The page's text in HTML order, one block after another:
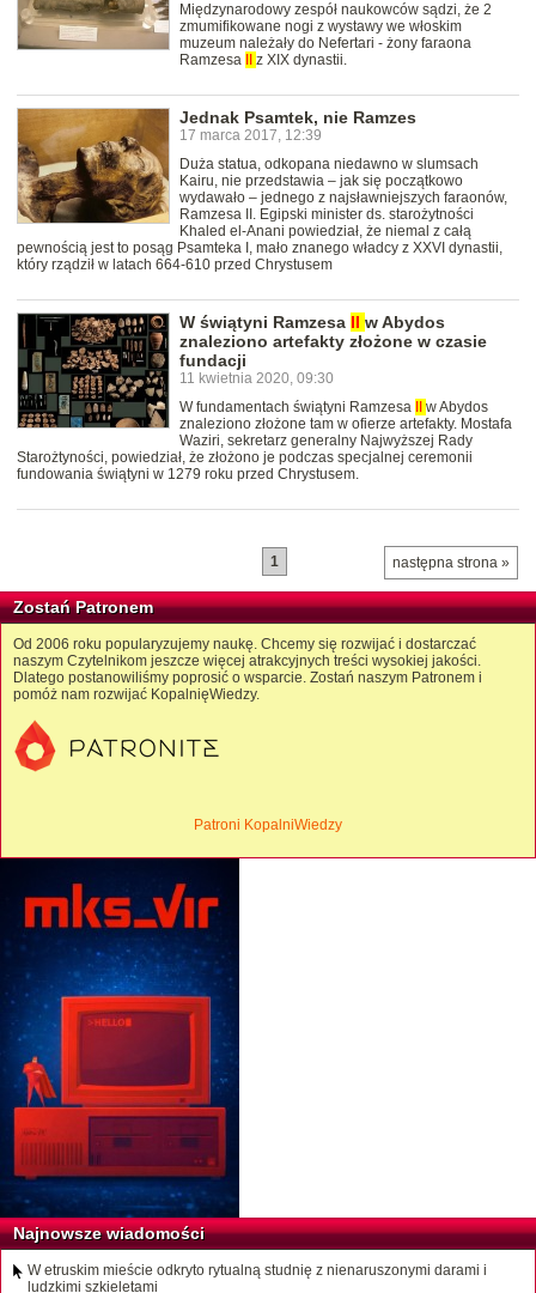
Międzynarodowy zespół naukowców sądzi, że 2
zmumifikowane nogi z wystawy we włoskim
muzeum należały do Nefertari - żony faraona
Ramzesa
z XIX dynastii.
Jednak Psamtek, nie Ramzes
17 marca 2017, 12:39
Duża statua, odkopana niedawno w slumsach
Kairu, nie przedstawia – jak się początkowo
wydawało – jednego z najsławniejszych faraonów,
Ramzesa II. Egipski minister ds. starożytności
Khaled el-Anani powiedział, że niemal z całą
pewnością jest to posąg Psamteka I, mało znanego władcy z XXVI dynastii,
który rządził w latach 664-610 przed Chrystusem
W świątyni Ramzesa II w Abydos
znaleziono artefakty złożone w czasie
fundacji
11 kwietnia 2020, 09:30
W fundamentach świątyni Ramzesa
w Abydos
znaleziono złożone tam w ofierze artefakty. Mostafa
Waziri, sekretarz generalny Najwyższej Rady
Starożtyności, powiedział, że złożono je podczas specjalnej ceremonii
fundowania świątyni w 1279 roku przed Chrystusem.
następna strona »
1
Zostań Patronem
Od 2006 roku popularyzujemy naukę. Chcemy się rozwijać i dostarczać
naszym Czytelnikom jeszcze więcej atrakcyjnych treści wysokiej jakości.
Dlatego postanowiliśmy poprosić o wsparcie. Zostań naszym Patronem i
pomóż nam rozwijać KopalnięWiedzy.
Patroni KopalniWiedzy
Najnowsze wiadomości
W etruskim mieście odkryto rytualną studnię z nienaruszonymi darami i
ludzkimi szkieletami